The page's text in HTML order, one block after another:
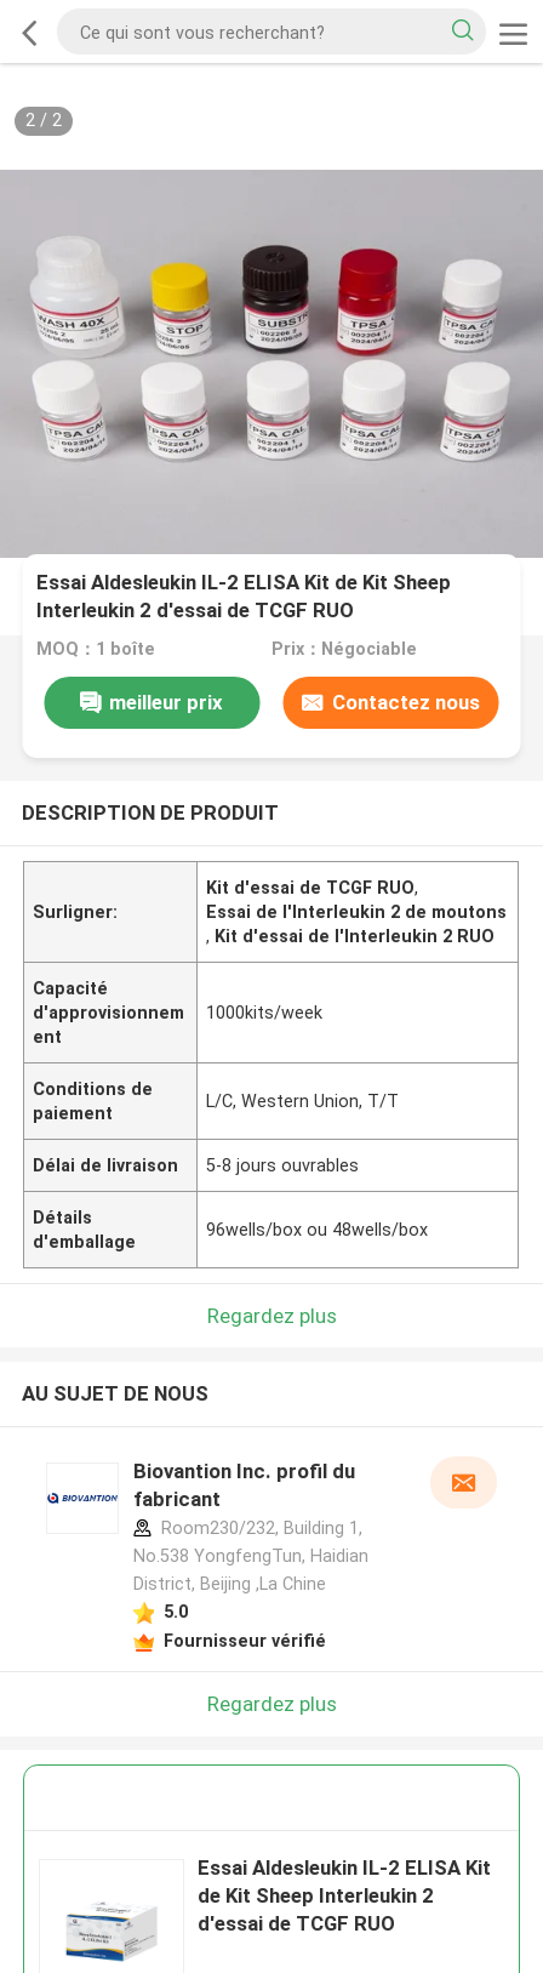
2/ 2
Essai Aldesleukin IL-2 ELISA Kit de Kit Sheep
Interleukin 2 d'essai de TCGF RUO
MOQ：1 boîte Prix：Négociable
meilleur prix Contactez nous
DESCRIPTION DE PRODUIT
Surligner:
Kit d'essai de TCGF RUO,
Essai de l'Interleukin 2 de moutons
, Kit d'essai de l'Interleukin 2 RUO
Capacité
d'approvisionnem
ent
1000kits/week
Conditions de
paiement
L/C, Western Union, T/T
Délai de livraison 5-8 jours ouvrables
Détails
d'emballage
96wells/box ou 48wells/box
Regardez plus
AU SUJET DE NOUS
Biovantion Inc. profil du
fabricant
Room230/232, Building 1,
No.538 YongfengTun, Haidian
District, Beijing ,La Chine
5.0
Fournisseur vérifié
Regardez plus
Essai Aldesleukin IL-2 ELISA Kit
de Kit Sheep Interleukin 2
d'essai de TCGF RUO